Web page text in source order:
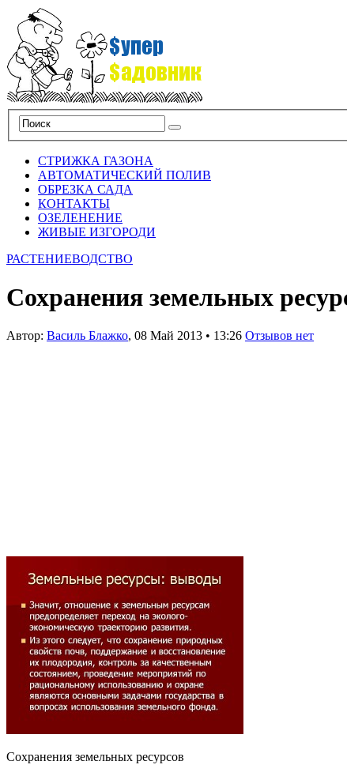
СТРИЖКА ГАЗОНА
АВТОМАТИЧЕСКИЙ ПОЛИВ
ОБРЕЗКА САДА
КОНТАКТЫ
ОЗЕЛЕНЕНИЕ
ЖИВЫЕ ИЗГОРОДИ
РАСТЕНИЕВОДСТВО
Сохранения земельных
Автор: Василь Блажко, 08 Май 2013 • 13:26 Отзывов нет
Сохранения земельных ресурсов